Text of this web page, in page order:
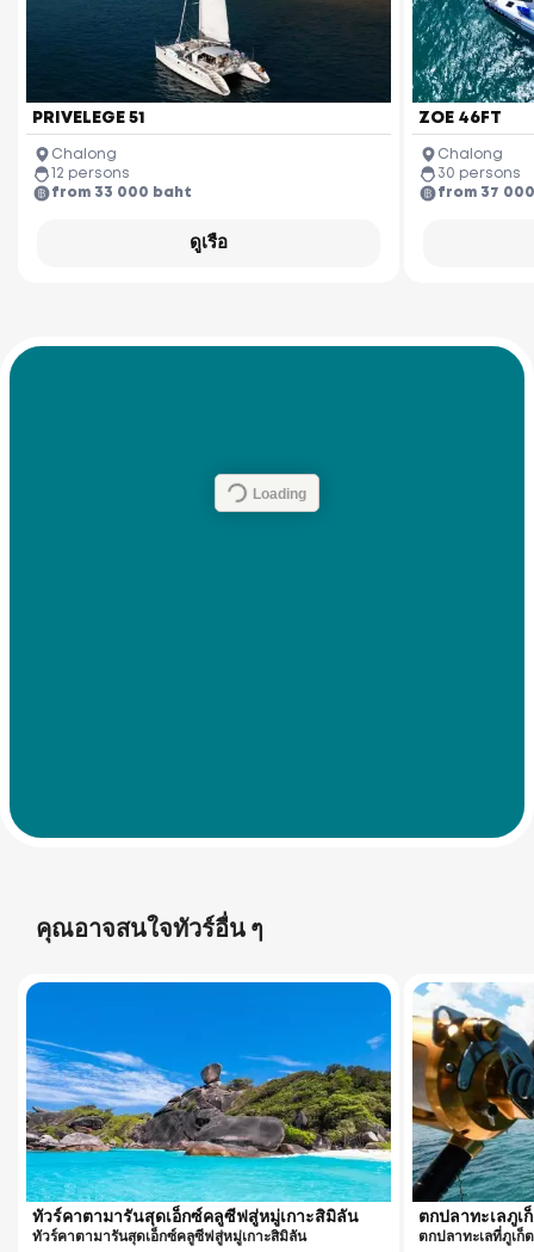
ดูเรือ
PRIVELEGE 51
Chalong
12 persons
from 33 000 baht
ZOE 46FT
Chalong
30 persons
from 37
Loading
คุณอาจสนใจทัวร์อื่น ๆ
ทัวร์คาตามารันสุดเอ็กซ์คลูซีฟสู่หมู่เกาะสิมิลัน
ทัวร์คาตามารันสุดเอ็กซ์คลูซีฟสู่หมู่เกาะสิมิลัน
ตกปลาทะเลภูเ
ตกปลาทะเลที่ภูเก็